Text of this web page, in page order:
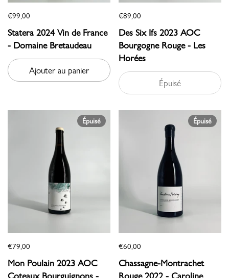
€99,00
Statera 2024 Vin de France
- Domaine Bretaudeau
Ajouter au panier
€89,00
Des Six Ifs 2023 AOC
Bourgogne Rouge - Les
Horées
Épuisé
€79,00
Mon Poulain 2023 AOC
Coteaux Bourguignons -
Épuisé
€60,00
Chassagne-Montrachet
Rouge 2022 - Caroline
Épuisé